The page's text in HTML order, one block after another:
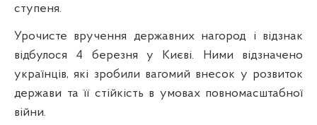
ступеня.
Урочисте вручення державних нагород і відзнак
відбулося 4 березня у Києві. Ними відзначено
українців, які зробили вагомий внесок у розвиток
держави та її стійкість в умовах повномасштабної
війни.